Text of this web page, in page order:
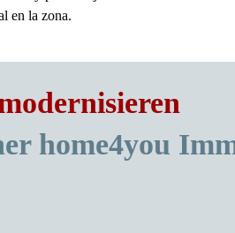
en la zona.
home4you